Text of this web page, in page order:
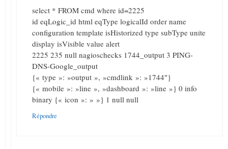
select * FROM cmd where id=2225
id eqLogic_id html eqType logicalId order name
configuration template isHistorized type subType unite
display isVisible value alert
2225 235 null nagioschecks 1744_output 3 PING-
DNS-Google_output
{« type »: »output », »cmdlink »: »1744″}
{« mobile »: »line », »dashboard »: »line »} 0 info
binary {« icon »: » »} 1 null null
Répondre